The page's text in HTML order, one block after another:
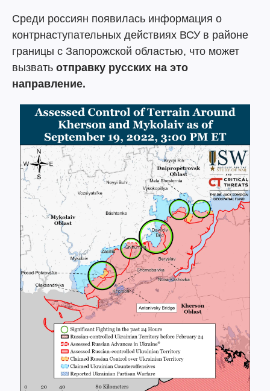
Среди россиян появилась информация о
контрнаступательных действиях ВСУ в районе
границы с Запорожской областью, что может
вызвать отправку русских на это
направление.